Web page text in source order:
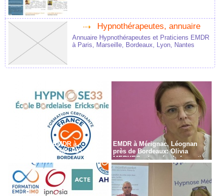
Hypnothérapeutes, annuaire
Annuaire Hypnothérapeutes et Praticiens EMDR
à Paris, Marseille, Bordeaux, Lyon, Nantes
Formation en EMDR à
Bordeaux - Gironde - 33
EMDR à Mérignac, Léognan
près de Bordeaux: Olivia
MERKES, chargée de formation